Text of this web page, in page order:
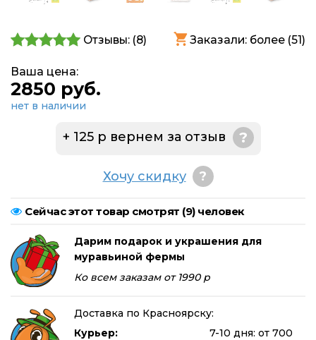
Отзывы: (8) Заказали: более (51)
Ваша цена:
2850 руб.
нет в наличии
+ 125 р вернем за отзыв ?
Хочу скидку ?
Сейчас этот товар смотрят (9) человек
Дарим подарок и украшения для
муравьиной фермы
Ко всем заказам от 1990 р
Доставка по Красноярску:
Курьер:
7-10 дня: от 700